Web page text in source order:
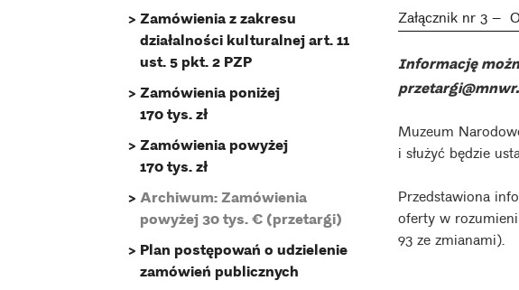
Załącznik nr 3 –
Informację
Muzeum
i służyć będzie
Przedstawiona
oferty w
93 ze zmianami).
Zamówienia z zakresu
działalności kulturalnej art. 11
ust. 5 pkt. 2 PZP
Zamówienia poniżej
170 tys. zł
Zamówienia powyżej
170 tys. zł
Archiwum: Zamówienia
powyżej 30 tys. € (przetargi)
Plan postępowań o udzielenie
zamówień publicznych